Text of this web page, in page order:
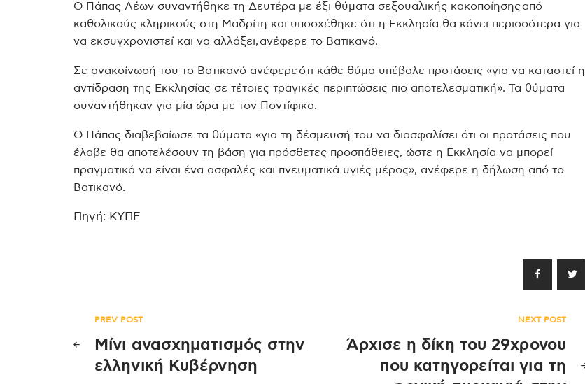
Ο Πάπας Λέων συναντήθηκε τη Δευτέρα με έξι θύματα σεξουαλικής κακοποίησης από
καθολικούς κληρικούς στη Μαδρίτη και υποσχέθηκε ότι η Εκκλησία θα κάνει περισσότερα για
να εκσυγχρονιστεί και να αλλάξει, ανέφερε το Βατικανό.
Σε ανακοίνωσή του το Βατικανό ανέφερε ότι κάθε θύμα υπέβαλε προτάσεις «για να καταστεί η
αντίδραση της Εκκλησίας σε τέτοιες τραγικές περιπτώσεις πιο αποτελεσματική». Τα θύματα
συναντήθηκαν για μία ώρα με τον Ποντίφικα.
Ο Πάπας διαβεβαίωσε τα θύματα «για τη δέσμευσή του να διασφαλίσει ότι οι προτάσεις που
έλαβε θα αποτελέσουν τη βάση για πρόσθετες προσπάθειες, ώστε η Εκκλησία να μπορεί
πραγματικά να είναι ένα ασφαλές και πνευματικά υγιές μέρος», ανέφερε η δήλωση από το
Βατικανό.
Πηγή: ΚΥΠΕ
Πλοήγηση
άρθρων
PREV POST
Μίνι ανασχηματισμός στην
ελληνική Κυβέρνηση
NEXT POST
Άρχισε η δίκη του 29χρονου
που κατηγορείται για τη